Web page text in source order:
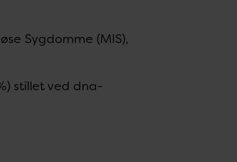
Sygdomme (MIS),
stillet ved dna-